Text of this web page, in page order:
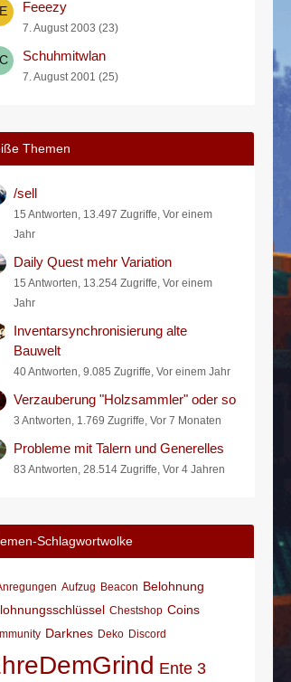
Feeezy
7. August 2003 (23)
Schuhmitwlan
7. August 2001 (25)
Themen
/sell
15 Antworten, 13.497 Zugriffe, Vor einem
Jahr
Daily Quest mehr Variation
15 Antworten, 13.254 Zugriffe, Vor einem
Jahr
Inventarsynchronisierung alte
Bauwelt
40 Antworten, 9.085 Zugriffe, Vor einem Jahr
Verzauberung "Holzsammler" oder so
3 Antworten, 1.769 Zugriffe, Vor 7 Monaten
Probleme mit Talern und Generelles
83 Antworten, 28.514 Zugriffe, Vor 4 Jahren
Schlagwortwolke
Aufzug Beacon Belohnung
Chestshop Coins
Darknes Deko Discord
Ente 3